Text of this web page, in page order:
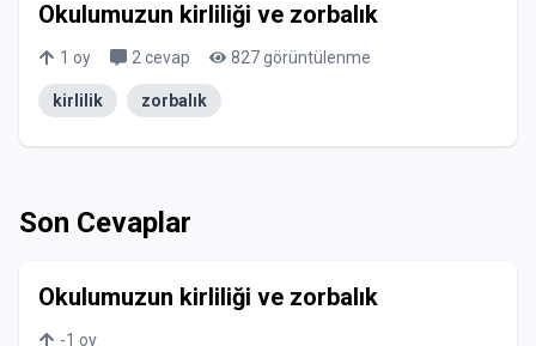
Okulumuzun kirliliği ve zorbalık
1 oy 2 cevap 827görüntülenme
kirlilik zorbalık
Son Cevaplar
Okulumuzun kirliliği ve zorbalık
-1 oy